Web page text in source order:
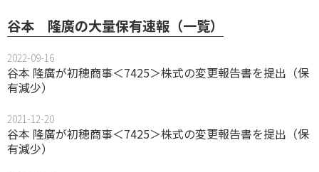
谷本 隆廣の大量保有速報（一覧）
2022-09-16
谷本 隆廣が初穂商事＜7425＞株式の変更報告書を提出（保
有減少）
2021-12-20
谷本 隆廣が初穂商事＜7425＞株式の変更報告書を提出（保
有減少）